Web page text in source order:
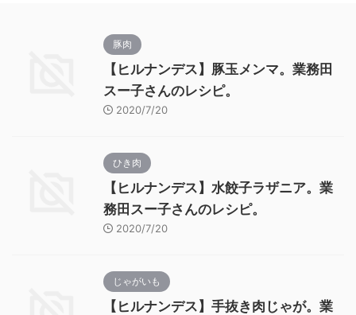
豚肉
【ヒルナンデス】豚玉メンマ。業務田
スー子さんのレシピ。
2020/7/20
ひき肉
【ヒルナンデス】水餃子ラザニア。業
務田スー子さんのレシピ。
2020/7/20
じゃがいも
【ヒルナンデス】手抜き肉じゃが。業